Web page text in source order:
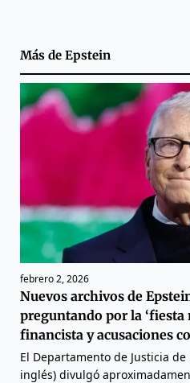
Más de Epstein
febrero 2, 2026
Nuevos archivos de
preguntando por la ‘fiesta
financista y acusaciones
El Departamento de Justicia de
inglés) divulgó